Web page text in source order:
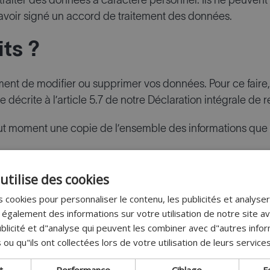
signé un accord de traitement des données.
?
de modifier ou supprimer vos données. Pour ce
à l’article 5.7 de notre Déclaration intégrale de
moment une copie de l’ensemble des informations
respect de la vie privée énumère l’ensemble des
protéger vos
nécessaires au niveau technique et organisationnel ;
des cookies
cookies pour personnaliser le contenu, les publicités et
des informations sur votre utilisation de notre site
et d"analyse qui peuvent les combiner avec d"autres
ou qu"ils ont collectées lors de votre utilisation de leurs